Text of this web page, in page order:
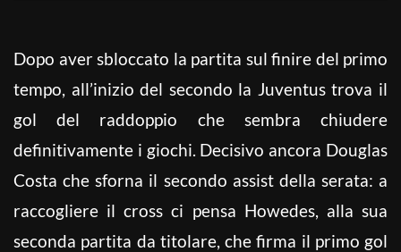
Dopo aver sbloccato la partita sul finire del primo
tempo, all’inizio del secondo la Juventus trova il
gol del raddoppio che sembra chiudere
definitivamente i giochi. Decisivo ancora Douglas
Costa che sforna il secondo assist della serata: a
raccogliere il cross ci pensa Howedes, alla sua
seconda partita da titolare, che firma il primo gol